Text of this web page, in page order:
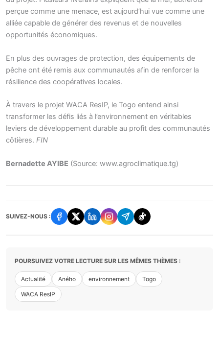
perçue comme une menace, est aujourd’hui vue comme une
alliée capable de générer des revenus et de nouvelles
opportunités économiques.
En plus des ouvrages de protection, des équipements de
pêche ont été remis aux communautés afin de renforcer la
résilience des coopératives locales.
À travers le projet WACA ResIP, le Togo entend ainsi
transformer les défis liés à l’environnement en véritables
leviers de développement durable au profit des communautés
côtières. FIN
Bernadette AYIBE (Source: www.agroclimatique.tg)
SUIVEZ-NOUS :
POURSUIVEZ VOTRE LECTURE SUR LES MÊMES THÈMES :
Actualité Aného environnement Togo
WACA ResIP